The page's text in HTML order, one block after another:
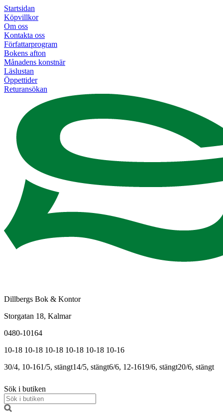
Startsidan
Köpvillkor
Om oss
Kontakta oss
Författarprogram
Bokens afton
Månadens konstnär
Läslustan
Öppettider
Returansökan
Dillbergs Bok & Kontor
Storgatan 18, Kalmar
0480-10164
10-18 10-18 10-18 10-18 10-18 10-16
30/4, 10-161/5, stängt14/5, stängt6/6, 12-1619/6, stängt20/6, stängt
Sök i butiken